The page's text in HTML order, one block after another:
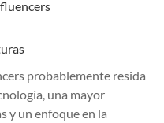
probablemente resida
una mayor
y un enfoque en la